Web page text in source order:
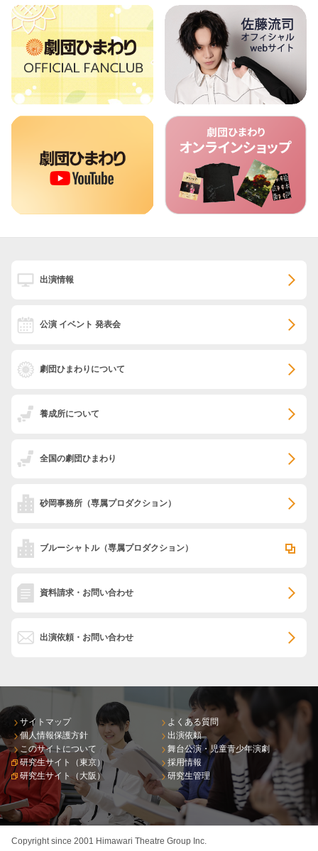
出演情報
公演 イベント 発表会
劇団ひまわりについて
養成所について
全国の劇団ひまわり
砂岡事務所 （専属プロダクション）
ブルーシャトル（専属プロダクション）
資料請求・お問い合わせ
出演依頼・お問い合わせ
サイトマップ
個人情報保護方針
このサイトについて
研究生サイト（東京）
研究生サイト（大阪）
よくある質問
出演依頼
舞台公演・児童青少年演劇
採用情報
研究生管理
Copyright since 2001 Himawari Theatre Group Inc.